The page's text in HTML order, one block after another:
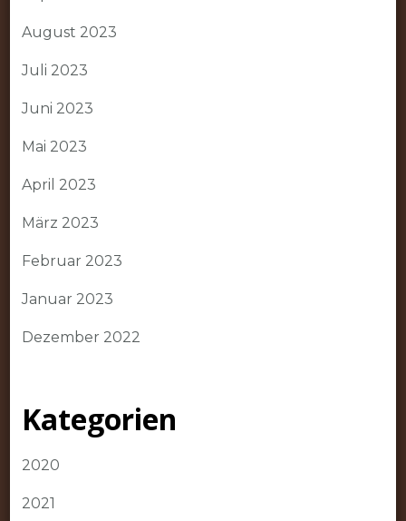
August 2023
Juli 2023
Juni 2023
Mai 2023
April 2023
März 2023
Februar 2023
Januar 2023
Dezember 2022
Kategorien
2020
2021